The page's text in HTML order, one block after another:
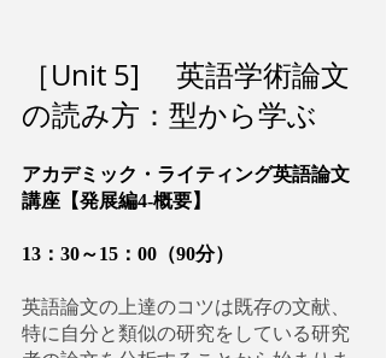
［Unit 5] 　英語学術論文
の読み方：型から学ぶ
アカデミック・ライティング英語論文
講座【発展編4-概要】
13：30～15：00（90分）
英語論文の上達のコツは既存の文献、
特に自分と類似の研究をしている研究